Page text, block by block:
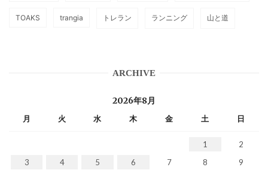
TOAKS trangia トレラン ランニング 山と道
ARCHIVE
2026年8月
月 火 水 木 金 土 日
1
2
3
4 5 6 7 8 9